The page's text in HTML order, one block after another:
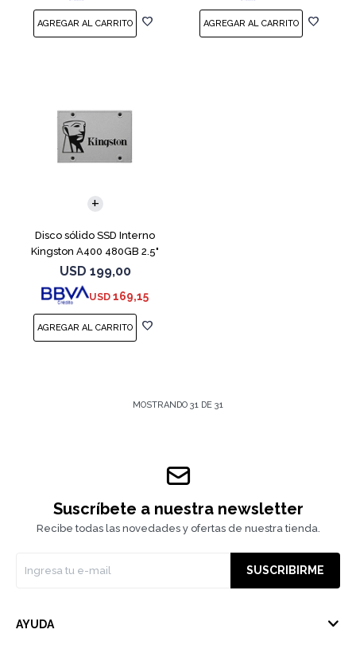
Disco sólido SSD Interno
Kingston A400 480GB 2.5"
SATA 3
USD 199,00
USD 169,15
MOSTRANDO 31 DE 31
Suscríbete a nuestra newsletter
Recibe todas las novedades y ofertas de nuestra tienda.
SUSCRIBIRME
AYUDA